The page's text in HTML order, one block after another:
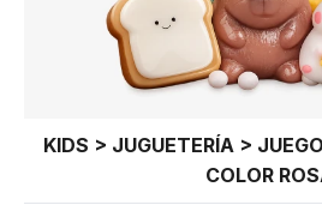
KIDS > JUGUETERÍA >
COLOR